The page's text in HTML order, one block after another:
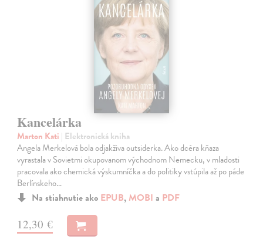
Kancelárka
Marton Kati | Elektronická kniha
Angela Merkelová bola odjakživa outsiderka. Ako dcéra kňaza
vyrastala v Sovietmi okupovanom východnom Nemecku, v mladosti
pracovala ako chemická výskumníčka a do politiky vstúpila až po páde
Berlínskeho…
Na stiahnutie ako EPUB, MOBI a PDF
12,30 €